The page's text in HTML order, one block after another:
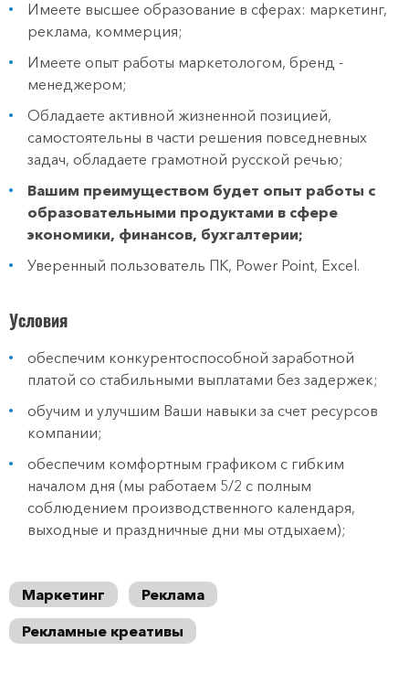
Имеете высшее образование в сферах: маркетинг,
реклама, коммерция;
Имеете опыт работы маркетологом, бренд -
менеджером;
Обладаете активной жизненной позицией,
самостоятельны в части решения повседневных
задач, обладаете грамотной русской речью;
Вашим преимуществом будет опыт работы с
образовательными продуктами в сфере
экономики, финансов, бухгалтерии;
Уверенный пользователь ПК, Power Point, Excel.
Условия
обеспечим конкурентоспособной заработной
платой со стабильными выплатами без задержек;
обучим и улучшим Ваши навыки за счет ресурсов
компании;
обеспечим комфортным графиком с гибким
началом дня (мы работаем 5/2 с полным
соблюдением производственного календаря,
выходные и праздничные дни мы отдыхаем);
Маркетинг
Реклама
Рекламные креативы